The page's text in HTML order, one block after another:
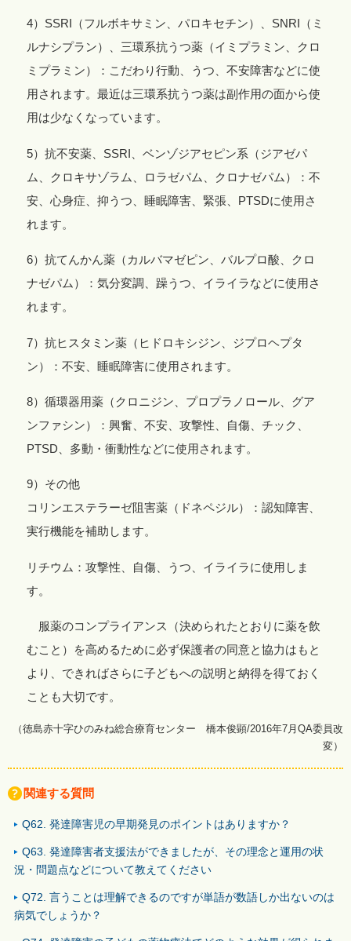
4）SSRI（フルボキサミン、パロキセチン）、SNRI（ミ
ルナシプラン）、三環系抗うつ薬（イミプラミン、クロ
ミプラミン）：こだわり行動、うつ、不安障害などに使
用されます。最近は三環系抗うつ薬は副作用の面から使
用は少なくなっています。
5）抗不安薬、SSRI、ベンゾジアセピン系（ジアゼパ
ム、クロキサゾラム、ロラゼパム、クロナゼパム）：不
安、心身症、抑うつ、睡眠障害、緊張、PTSDに使用さ
れます。
6）抗てんかん薬（カルバマゼピン、バルプロ酸、クロ
ナゼパム）：気分変調、躁うつ、イライラなどに使用さ
れます。
7）抗ヒスタミン薬（ヒドロキシジン、ジプロヘプタ
ン）：不安、睡眠障害に使用されます。
8）循環器用薬（クロニジン、プロプラノロール、グア
ンファシン）：興奮、不安、攻撃性、自傷、チック、
PTSD、多動・衝動性などに使用されます。
9）その他
コリンエステラーゼ阻害薬（ドネペジル）：認知障害、
実行機能を補助します。
リチウム：攻撃性、自傷、うつ、イライラに使用しま
す。
服薬のコンプライアンス（決められたとおりに薬を飲
むこと）を高めるために必ず保護者の同意と協力はもと
より、できればさらに子どもへの説明と納得を得ておく
ことも大切です。
（徳島赤十字ひのみね総合療育センター 橋本俊顕/2016年7月QA委員改
変）
関連する質問
Q62. 発達障害児の早期発見のポイントはありますか？
Q63. 発達障害者支援法ができましたが、その理念と運用の状
況・問題点などについて教えてください
Q72. 言うことは理解できるのですが単語が数語しか出ないのは
病気でしょうか？